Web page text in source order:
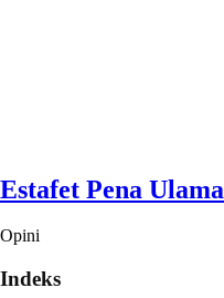
Estafet Pena Ulama
Opini
Indeks